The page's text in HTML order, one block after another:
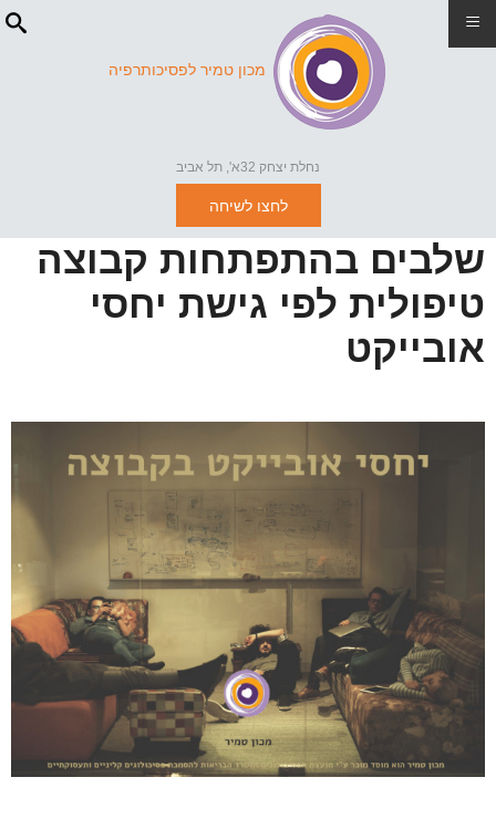
מכון טמיר לפסיכותרפיה
נחלת יצחק 32א', תל אביב
לחצו לשיחה
שלבים בהתפתחות קבוצה
טיפולית לפי גישת יחסי
אובייקט
≡